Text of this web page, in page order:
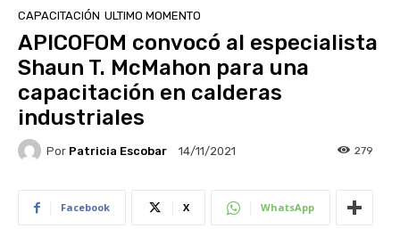
CAPACITACIÓN ULTIMO MOMENTO
APICOFOM convocó al especialista
Shaun T. McMahon para una
capacitación en calderas
industriales
Por Patricia Escobar 14/11/2021 279
Facebook X WhatsApp